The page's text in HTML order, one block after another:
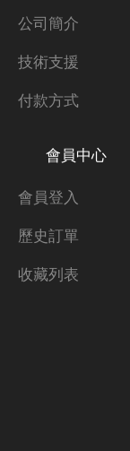
公司簡介
技術支援
付款方式
會員中心
會員登入
歷史訂單
收藏列表